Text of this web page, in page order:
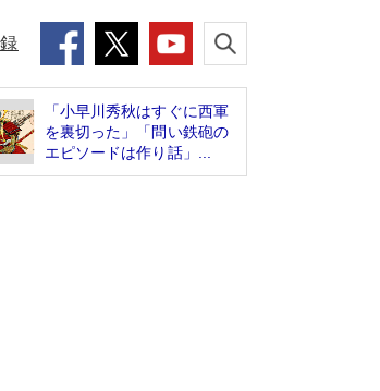
「小早川秀秋はすぐに西軍
を裏切った」「問い鉄砲の
エピソードは作り話」...